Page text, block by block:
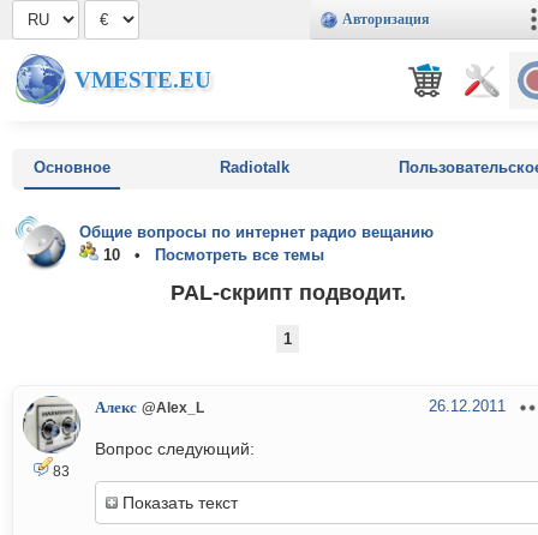
Авторизация
VMESTE.EU
Основное Radiotalk
Общие вопросы по интернет радио вещанию
10 •
Посмотреть все темы
PAL-скрипт подводит.
1
83
Алекс @Alex_L 26.12.2011
Вопрос следующий:
Показать текст